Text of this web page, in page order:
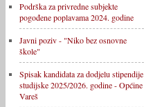
Podrška za privredne subjekte
pogođene poplavama 2024. godine
Javni poziv - "Niko bez osnovne
škole"
Spisak kandidata za dodjelu stipendije
studijske 2025/2026. godine - Općine
Vareš